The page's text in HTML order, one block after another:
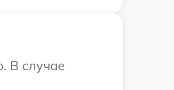
В случае